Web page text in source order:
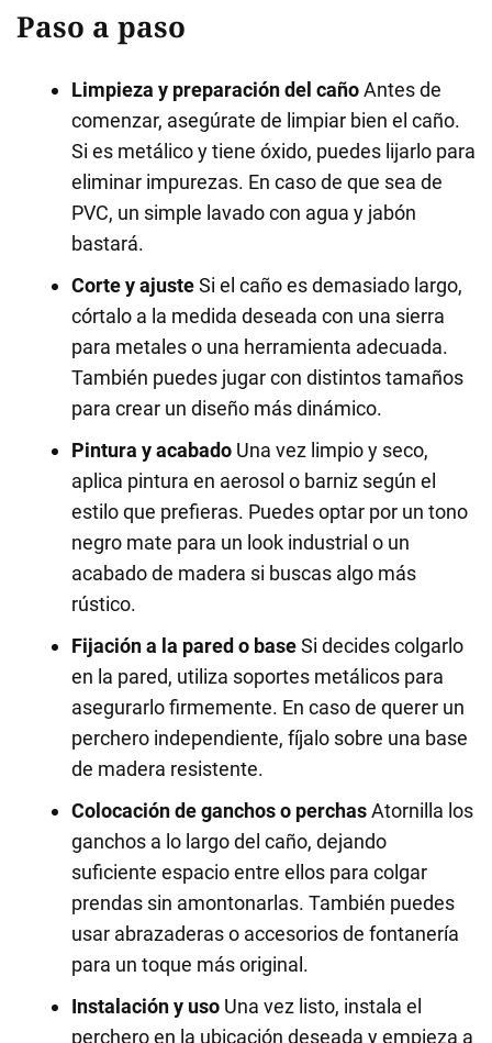
Paso a paso
Limpieza y preparación del cañoAntes de
comenzar, asegúrate de limpiar bien el caño.
Si es metálico y tiene óxido, puedes lijarlo para
eliminar impurezas. En caso de que sea de
PVC, un simple lavado con agua y jabón
bastará.
Corte y ajusteSi el caño es demasiado largo,
córtalo a la medida deseada con una sierra
para metales o una herramienta adecuada.
También puedes jugar con distintos tamaños
para crear un diseño más dinámico.
Pintura y acabado Una vez limpio y seco,
aplica pintura en aerosol o barniz según el
estilo que prefieras. Puedes optar por un tono
negro mate para un look industrial o un
acabado de madera si buscas algo más
rústico.
Fijación a la pared o baseSi decides colgarlo
en la pared, utiliza soportes metálicos para
asegurarlo firmemente. En caso de querer un
perchero independiente, fíjalo sobre una base
de madera resistente.
Colocación de ganchos o perchasAtornilla los
ganchos a lo largo del caño, dejando
suficiente espacio entre ellos para colgar
prendas sin amontonarlas. También puedes
usar abrazaderas o accesorios de fontanería
para un toque más original.
Instalación y uso Una vez listo, instala el
perchero en la ubicación deseada y empieza a